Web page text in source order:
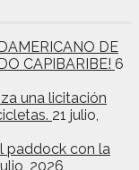
DE
CAPIBARIBE! 6
una licitación
21 julio,
paddock con la
2026